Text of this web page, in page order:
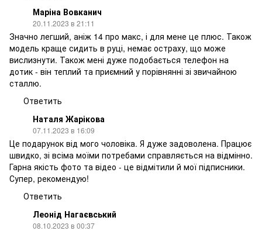
Маріна Вовканич
20.11.2023 в 21:11
Значно легший, аніж 14 про макс, і для мене це плюс. Також
модель краще сидить в руці, немає остраху, що може
вислизнути. Також мені дуже подобається телефон на
дотик - він теплий та приємний у порівнянні зі звичайною
сталлю.
Ответить
Наталя Жарікова
07.11.2023 в 16:09
Це подарунок від мого чоловіка. Я дуже задоволена. Працює
швидко, зі всіма моїми потребами справляється на відмінно.
Гарна якість фото та відео - це відмітили й мої підписники.
Супер, рекомендую!
Ответить
Леонід Нагаєвський
08.10.2023 в 00:37